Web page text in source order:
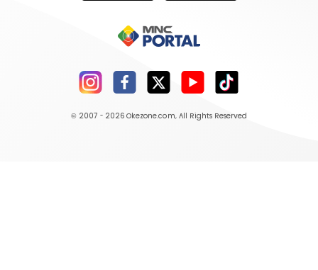
© 2007 - 2026 Okezone.com, All Rights Reserved